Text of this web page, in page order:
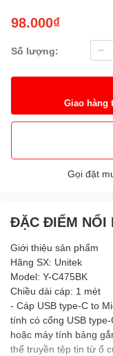
98.000₫
Số lượng:
Giao hàng
Gọi đặt
ĐẶC ĐIỂM NỔI
Giới thiệu sản phẩm
Hãng SX: Unitek
Model: Y-C475BK
Chiều dài cáp: 1 mét
- Cáp USB type-C to
tính có cổng USB
hoặc máy tính bảng
thể truyền tệp tin từ ổ